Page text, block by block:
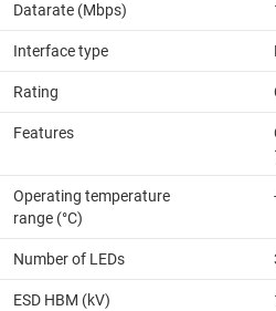
Datarate (Mbps)
Interface type
Rating
Features
Operating temperature
range (°C)
Number of LEDs
ESD HBM (kV)